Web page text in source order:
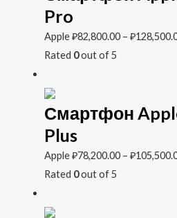
Pro
Apple₽82,800.00– ₽
Rated 0out of 5
Смартфон
Plus
Apple₽78,200.00– ₽
Rated 0out of 5